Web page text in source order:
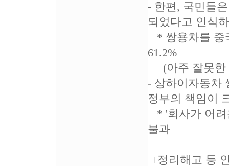
- 한편, 국민들
되었다고 인식
* 쌍용차를 중
61.2%
(아주 잘못한
- 상하이자동차
정부의 책임이
* '회사가 어려
불과
□ 정리해고 등